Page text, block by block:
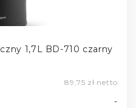
1,7L BD-710 czarny
89,75 zł netto
-